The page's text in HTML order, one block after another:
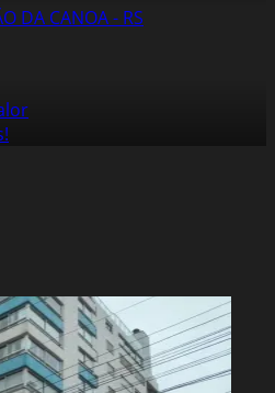
DA CANOA - RS